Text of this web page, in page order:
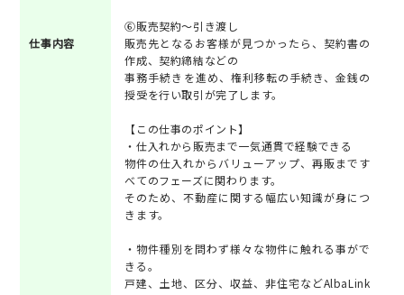
仕事内容
⑥販売契約～引き渡し
販売先となるお客様が見つかったら、契約書の
作成、契約締結などの
事務手続きを進め、権利移転の手続き、金銭の
授受を行い取引が完了します。
【この仕事のポイント】
・仕入れから販売まで一気通貫で経験できる
物件の仕入れからバリューアップ、再販まです
べてのフェーズに関わります。
そのため、不動産に関する幅広い知識が身につ
きます。
・物件種別を問わず様々な物件に触れる事がで
きる。
戸建、土地、区分、収益、非住宅などAlbaLink